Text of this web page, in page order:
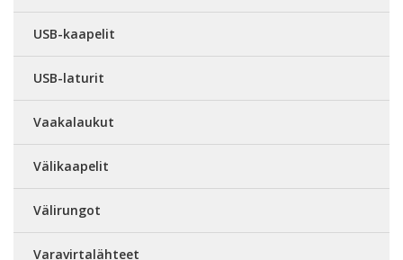
USB-kaapelit
USB-laturit
Vaakalaukut
Välikaapelit
Välirungot
Varavirtalähteet